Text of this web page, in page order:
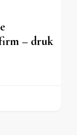
– druk